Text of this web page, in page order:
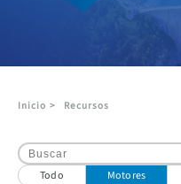
Inicio > Recursos
Todo Motores